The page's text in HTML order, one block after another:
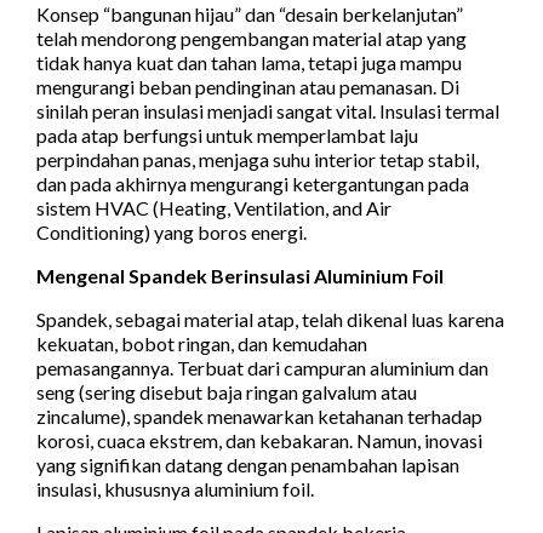
Konsep “bangunan hijau” dan “desain berkelanjutan”
telah mendorong pengembangan material atap yang
tidak hanya kuat dan tahan lama, tetapi juga mampu
mengurangi beban pendinginan atau pemanasan. Di
sinilah peran insulasi menjadi sangat vital. Insulasi termal
pada atap berfungsi untuk memperlambat laju
perpindahan panas, menjaga suhu interior tetap stabil,
dan pada akhirnya mengurangi ketergantungan pada
sistem HVAC (Heating, Ventilation, and Air
Conditioning) yang boros energi.
Mengenal Spandek Berinsulasi Aluminium Foil
Spandek, sebagai material atap, telah dikenal luas karena
kekuatan, bobot ringan, dan kemudahan
pemasangannya. Terbuat dari campuran aluminium dan
seng (sering disebut baja ringan galvalum atau
zincalume), spandek menawarkan ketahanan terhadap
korosi, cuaca ekstrem, dan kebakaran. Namun, inovasi
yang signifikan datang dengan penambahan lapisan
insulasi, khususnya aluminium foil.